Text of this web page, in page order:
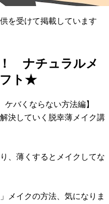
を受けて掲載しています
ナチュラルメ
フト★
バくならない方法編】
決していく脱幸薄メイク講
、薄くするとメイクしてな
メイクの方法、気になりま